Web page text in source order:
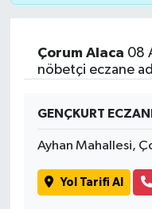
Çorum Alaca 08
nöbetçi eczane
GENÇKURT
Ayhan Mahallesi,
Yol Tarifi Al